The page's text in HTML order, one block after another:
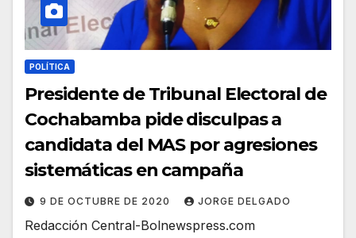
POLÍTICA
Presidente de Tribunal Electoral de
Cochabamba pide disculpas a
candidata del MAS por agresiones
sistemáticas en campaña
9 DE OCTUBRE DE 2020 JORGE DELGADO
Redacción Central-Bolnewspress.com